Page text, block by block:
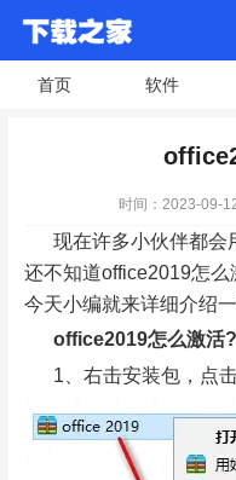
首页 软件
时间：2023-09-
现在许多小伙伴都会
还不知道office2019怎
今天小编就来详细介绍
office2019怎么激活
1、右击安装包，点击